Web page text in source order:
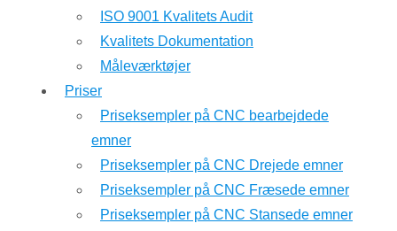
ISO 9001 Kvalitets Audit
Kvalitets Dokumentation
Måleværktøjer
Priser
Priseksempler på CNC bearbejdede
emner
Priseksempler på CNC Drejede emner
Priseksempler på CNC Fræsede emner
Priseksempler på CNC Stansede emner